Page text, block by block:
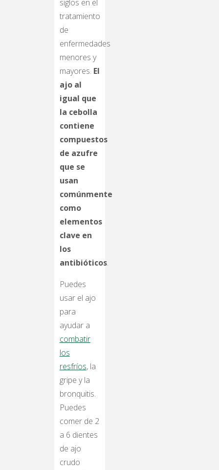
siglos en el
tratamiento
de
enfermedades
menores y
mayores. El
ajo al
igual que
la cebolla
contiene
compuestos
de azufre
que se
usan
comúnmente
como
elementos
clave en
los
antibióticos.
Puedes
usar el ajo
para
ayudar a
combatir
los
resfríos, la
gripe y la
bronquitis.
Puedes
comer de 2
a 6 dientes
de ajo
crudo